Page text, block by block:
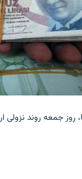
روز جمعه روند